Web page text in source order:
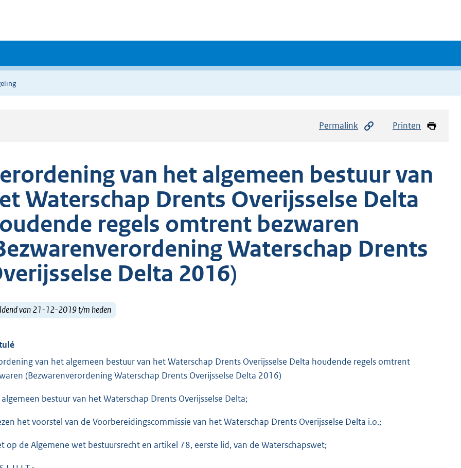
Permalink Printen
van het algemeen bestuur van
Waterschap Drents Overijsselse Delta
regels omtrent bezwaren
Waterschap Drents
Delta 2016)
van 21-12-2019 t/m heden
van het algemeen bestuur van het Waterschap Drents Overijsselse Delta houdende regels omtrent
(Bezwarenverordening Waterschap Drents Overijsselse Delta 2016)
bestuur van het Waterschap Drents Overijsselse Delta;
het voorstel van de Voorbereidingscommissie van het Waterschap Drents Overijsselse Delta i.o.;
op de Algemene wet bestuursrecht en artikel 78, eerste lid, van de Waterschapswet;